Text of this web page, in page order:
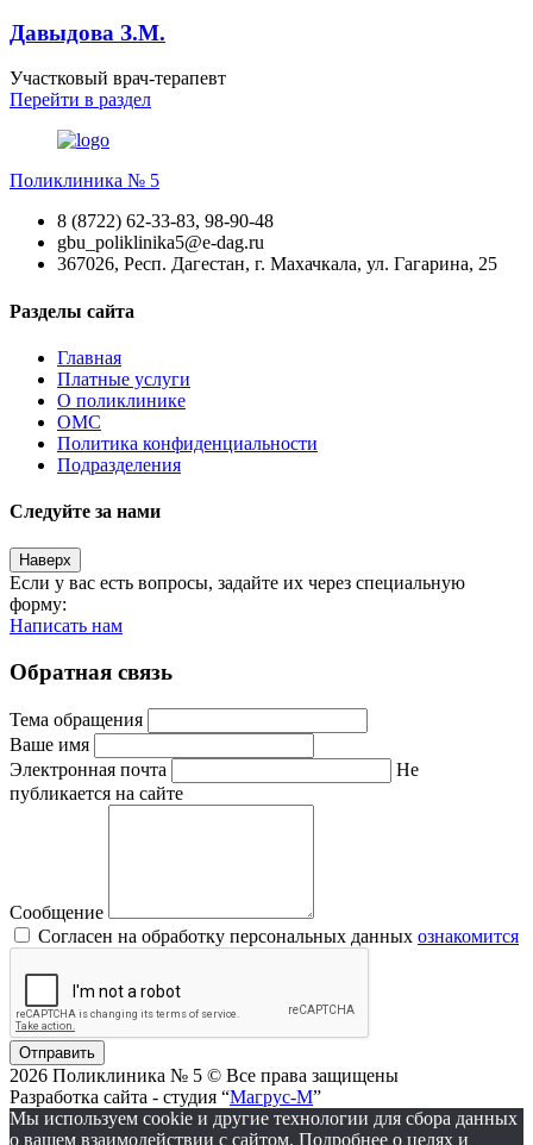
Давыдова З.М.
Участковый врач-терапевт
Перейти в раздел
Поликлиника № 5
8 (8722) 62-33-83, 98-90-48
gbu_poliklinika5@e-dag.ru
367026, Респ. Дагестан, г. Махачкала, ул. Гагарина, 25
Разделы сайта
Главная
Платные услуги
О поликлинике
ОМС
Политика конфиденциальности
Подразделения
Следуйте за нами
Наверх
Если у вас есть вопросы, задайте их через специальную
форму:
Написать нам
Обратная связь
Тема обращения
Ваше имя
Электронная почта
Не
публикается на сайте
Сообщение
Согласен на обработку персональных данных ознакомится
Отправить
2026 Поликлиника № 5 © Все права защищены
Разработка сайта - студия “Магрус-М”
Мы используем cookie и другие технологии для сбора данных
о вашем взаимодействии с сайтом. Подробнее о целях и